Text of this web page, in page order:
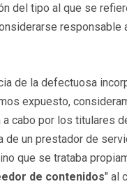
del tipo al que se
responsable
de la defectuosa
expuesto,
cabo por los titulares
de un prestador de
que se trataba
de contenidos" al